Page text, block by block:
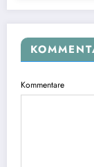
Kommentare